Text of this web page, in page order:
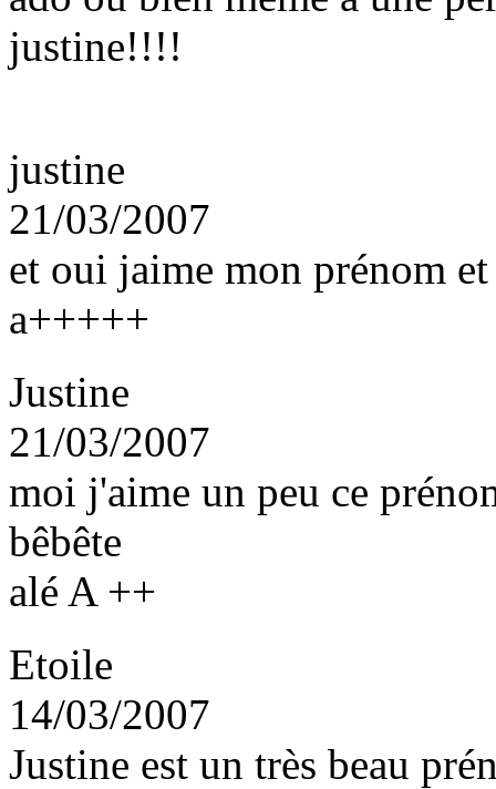
justine!!!!
justine
21/03/2007
et oui jaime mon prénom
a+++++
Justine
21/03/2007
moi j'aime un peu ce
bêbête
alé A ++
Etoile
14/03/2007
Justine est un très beau